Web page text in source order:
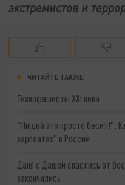
экстремистов и
ЧИТАЙТЕ ТАКЖЕ:
Технофашисты XXI века
"Людей это просто бесит!":
зарплатах" в России
Даня с Дашей спаслись от
закончились